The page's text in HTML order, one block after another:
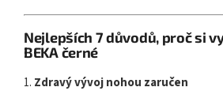
Nejlepších 7 důvodů, proč si
BEKA černé
1. Zdravý vývoj nohou zaručen